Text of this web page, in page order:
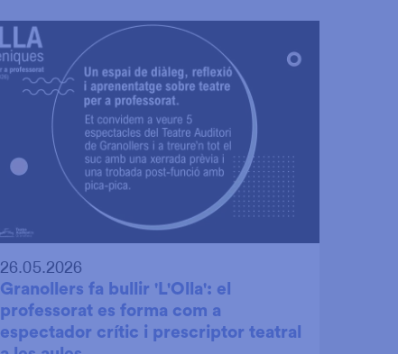
26.05.2026
Granollers fa bullir 'L'Olla': el
professorat es forma com a
espectador crític i prescriptor teatral